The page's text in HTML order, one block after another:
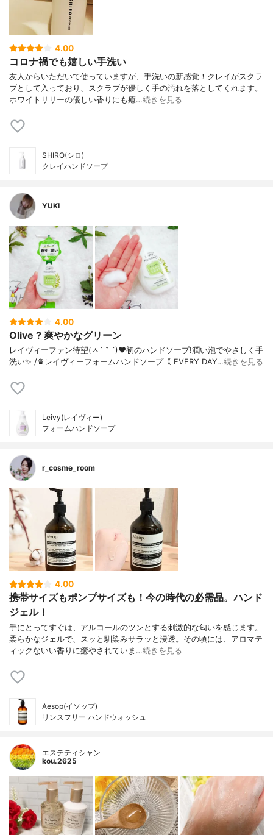
4.00
コロナ禍でも嬉しい手洗い
友人からいただいて使っていますが、手洗いの新感覚！クレイがスクラ
ブとして入っており、スクラブが優しく手の汚れを落としてくれます。
ホワイトリリーの優しい香りにも癒…続きを見る
SHIRO(シロ)
クレイハンドソープ
YUKI
4.00
Olive ? 爽やかなグリーン
レイヴィーファン待望(ㅅ´ ˘ `)❤︎ 初のハンドソープ! 潤い泡でやさしく手
洗い✨ / ♛レイヴィーフォームハンドソープ ｟ EVERY DAY…続きを見る
Leivy(レイヴィー)
フォームハンドソープ
r_cosme_room
4.00
携帯サイズもポンプサイズも！今の時代の必需品。ハンド
ジェル！
手にとってすぐは、アルコールのツンとする刺激的な匂いを感じます。
柔らかなジェルで、スッと馴染みサラッと浸透。その頃には、アロマテ
ィックないい香りに癒やされていま…続きを見る
Aesop(イソップ)
リンスフリー ハンドウォッシュ
エステティシャン
kou.2625